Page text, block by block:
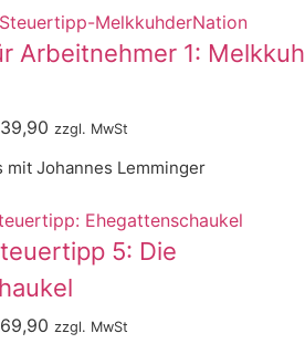
Arbeitnehmer 1: Melkkuh
zzgl. MwSt
mit Johannes Lemminger
5: Die
zzgl. MwSt